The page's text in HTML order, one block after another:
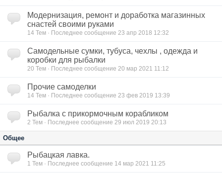
Модернизация, ремонт и доработка магазинных
снастей своими руками
14 Тем · Последнее сообщение 23 апр 2018 12:32
Самодельные сумки, тубуса, чехлы , одежда и
коробки для рыбалки
20 Тем · Последнее сообщение 20 мар 2021 11:12
Прочие самоделки
14 Тем · Последнее сообщение 23 фев 2019 13:39
Рыбалка с прикормочным корабликом
2 Тем · Последнее сообщение 29 июл 2019 20:13
Общее
Рыбацкая лавка.
1 Тем · Последнее сообщение 14 мар 2021 11:25